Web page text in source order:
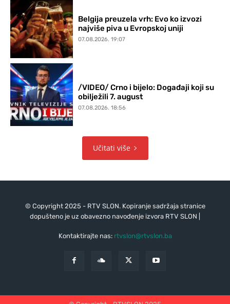
Belgija preuzela vrh: Evo ko izvozi
najviše piva u Evropskoj uniji
07.08.2026. 19:07
/VIDEO/ Crno i bijelo: Događaji koji su
obilježili 7. august
07.08.2026. 18:56
Učitati više
© Copyright 2025 - RTV SLON. Kopiranje sadržaja stranice
dopušteno je uz obavezno navođenje izvora RTV SLON |
Kontaktirajte nas: rtvslon@rtvslon.ba